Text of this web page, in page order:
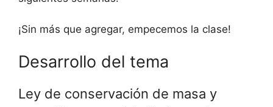
¡Sin más que agregar, empecemos la clase!
Desarrollo del tema
Ley de conservación de masa y